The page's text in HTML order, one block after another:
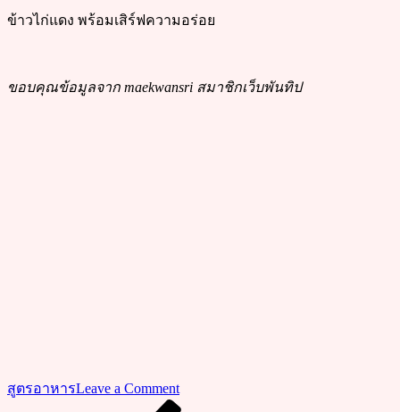
ข้าวไก่แดง พร้อมเสิร์ฟความอร่อย
ขอบคุณข้อมูลจาก maekwansri สมาชิกเว็บพันทิป
สูตรอาหารLeave a Commenton
วิธี